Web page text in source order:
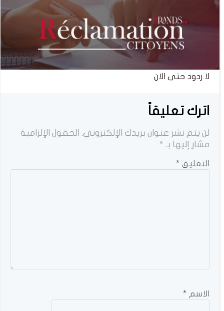
لا ردود حتى الان
اترك تعليقاً
لن يتم نشر عنوان بريدك الإلكتروني. الحقول الإلزامية
مشار إليها بـ *
التعليق *
الاسم *